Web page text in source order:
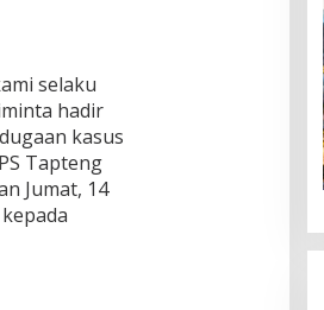
selaku
hadir
kasus
Tapteng
Jumat, 14